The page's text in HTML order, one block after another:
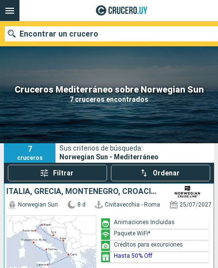
Cruceros Mediterráneo sobre Norwegian Sun
7 cruceros encontrados
Encontrar un crucero
Nuestros destinos
Fecha de salida
Puertos Compañías
Buscar
7
cruceros
Sus criterios de búsqueda:
Norwegian Sun - Mediterráneo
Filtrar Ordenar
ITALIA, GRECIA, MONTENEGRO, CROACIA, ESLOVENIA
Norwegian Sun 8 d Civitavecchia - Roma 25/07/2027
Animaciones Incluidas
Paquete WiFi*
Créditos para excursiones
Hasta 50% Off